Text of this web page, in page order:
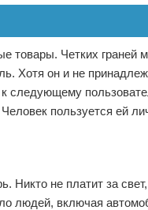
товары. Четких граней
Хотя он и не
к следующему
пользуется ей
не платит за
людей, включая